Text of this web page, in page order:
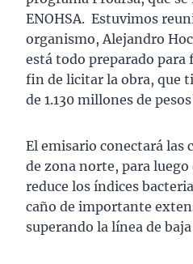
ENOHSA. Estuvimos
organismo, Alejandro
está todo preparado
fin de licitar la obra, que
de 1.130 millones de
El emisario conectará las
de zona norte, para
reduce los índices
caño de importante
superando la línea de